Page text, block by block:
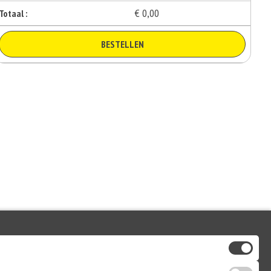
Totaal : € 0,00
BESTELLEN